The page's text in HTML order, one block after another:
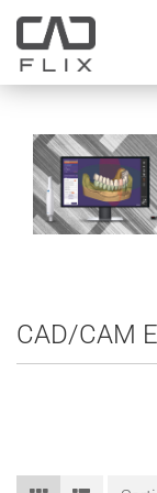
CAD/CAM